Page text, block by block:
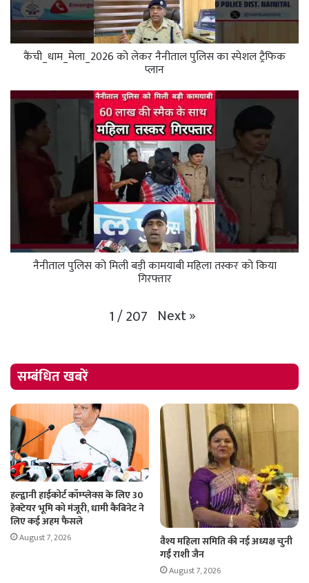
कैंची_धाम_मेला_2026 को लेकर नैनीताल पुलिस का स्पेशल ट्रैफिक
प्लान
नैनीताल पुलिस को मिली बड़ी कामयाबी महिला तस्कर को किया
गिरफ्तार
1/207 Next»
सम्बंधित खबरें
हल्द्वानी हाईकोर्ट कॉम्प्लेक्स के लिए 30
हेक्टेयर भूमि को मंजूरी, धामी कैबिनेट ने
लिए कई अहम फैसले
August 7, 2026
वैश्य महिला समिति की नई अध्यक्ष चुनी
गईं राशी जैन
August 7, 2026